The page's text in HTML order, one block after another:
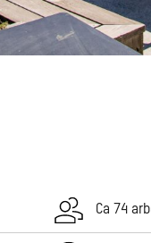
Ca 74